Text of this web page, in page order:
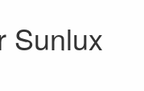
Sunlux